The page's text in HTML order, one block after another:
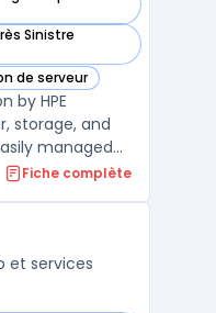
catégorie
Sinistre
catégorie
de serveur
catégorie
by HPE
storage, and
managed
in-one solution
businesses of
Fiche complète
et services